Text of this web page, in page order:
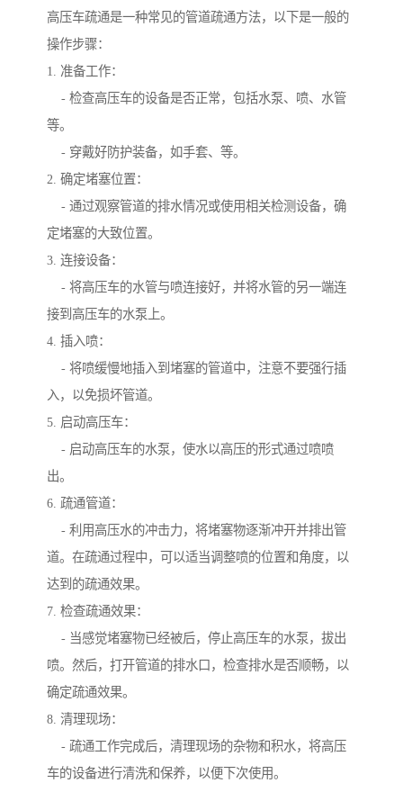
高压车疏通是一种常见的管道疏通方法，以下是一般的
操作步骤：
1. 准备工作：
- 检查高压车的设备是否正常，包括水泵、喷、水管
等。
- 穿戴好防护装备，如手套、等。
2. 确定堵塞位置：
- 通过观察管道的排水情况或使用相关检测设备，确
定堵塞的大致位置。
3. 连接设备：
- 将高压车的水管与喷连接好，并将水管的另一端连
接到高压车的水泵上。
4. 插入喷：
- 将喷缓慢地插入到堵塞的管道中，注意不要强行插
入，以免损坏管道。
5. 启动高压车：
- 启动高压车的水泵，使水以高压的形式通过喷喷
出。
6. 疏通管道：
- 利用高压水的冲击力，将堵塞物逐渐冲开并排出管
道。在疏通过程中，可以适当调整喷的位置和角度，以
达到的疏通效果。
7. 检查疏通效果：
- 当感觉堵塞物已经被后，停止高压车的水泵，拔出
喷。然后，打开管道的排水口，检查排水是否顺畅，以
确定疏通效果。
8. 清理现场：
- 疏通工作完成后，清理现场的杂物和积水，将高压
车的设备进行清洗和保养，以便下次使用。